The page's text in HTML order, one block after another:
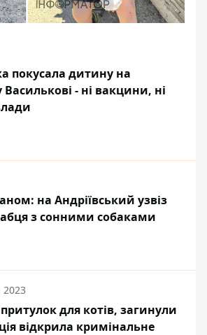
покусала дитину на
- ні вакцини, ні
на Андріївський узвіз
з сонними собаками
2023
притулок для котів, загинули
відкрила кримінальне